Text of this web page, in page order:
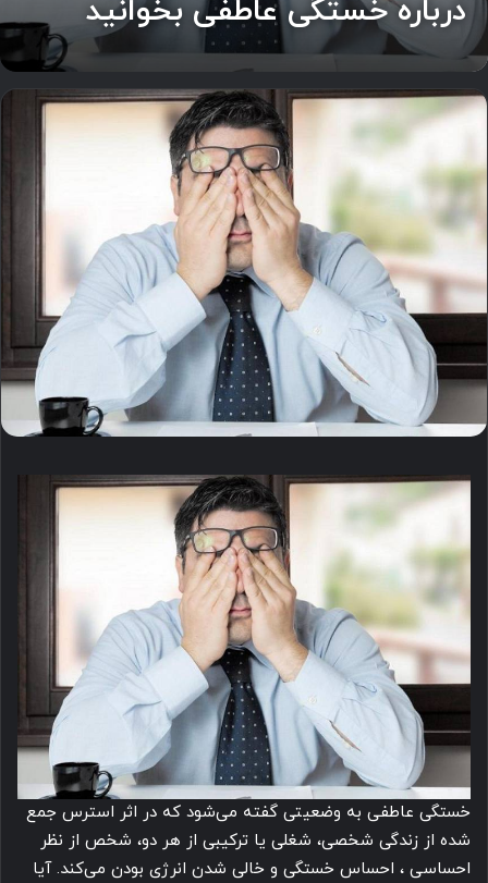
درباره خستگی عاطفی بخوانید
خستگی عاطفی به وضعیتی گفته می‌شود که در اثر استرس جمع
شده از زندگی شخصی، شغلی یا ترکیبی از هر دو، شخص از نظر
احساسی ، احساس خستگی و خالی شدن انرژی بودن می‌کند. آیا